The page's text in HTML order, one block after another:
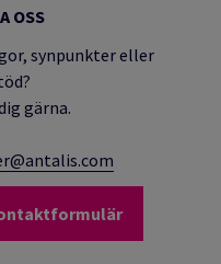
OSS
synpunkter eller
gärna.